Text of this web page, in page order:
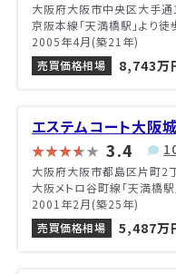
大阪府大阪市中央区大手
京阪本線「天満橋駅」より徒
2005年4月(築21年)
売買価格相場
8,743万
エステムコート大阪
3.4
大阪府大阪市都島区片町2
大阪メトロ谷町線「天満橋
2001年2月(築25年)
売買価格相場
5,487万